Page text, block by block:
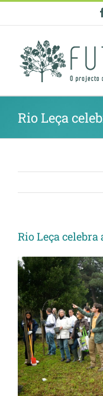
Rio Leça
Rio Leça